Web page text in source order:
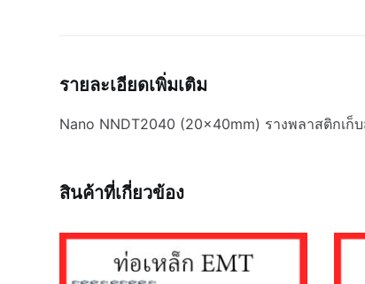
รายละเอียดเพิ่มเติม
Nano NNDT2040 (20x40mm) รางพลาสติกเก็
สินค้าที่เกี่ยวข้อง